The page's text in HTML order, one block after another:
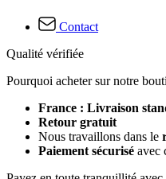
Contact
Qualité vérifiée
Pourquoi acheter sur notre
France : Livraison
Retour gratuit
Nous travaillons dans le
Paiement sécurisé avec